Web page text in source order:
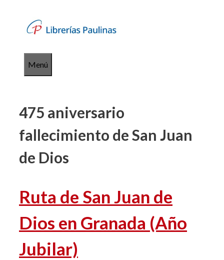
contenido
Menú
475 aniversario
fallecimiento de San Juan
de Dios
Ruta de San Juan de
Dios en Granada (Año
Jubilar)